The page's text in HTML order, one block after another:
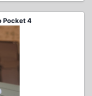
Pocket 4